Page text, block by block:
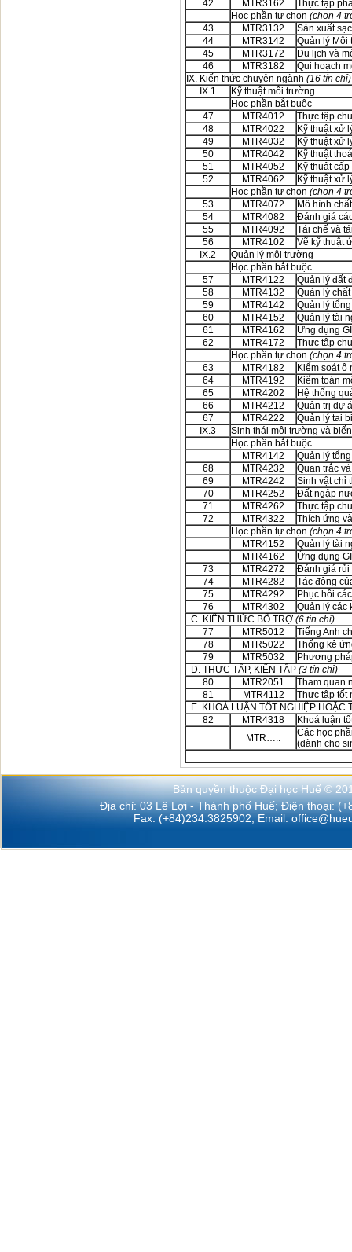
42 MTR3162
Thực tập
Học phần tự chọn (chọn 4
43
MTR3132
Sản xuất
44
MTR3142
Quản lý Môi
45
MTR3172
Du lịch và
46
MTR3182
Qui hoạch
IX. Kiến thức chuyên ngành (16 tín chỉ)
IX.1
Kỹ thuật môi trường
Học phần bắt buộc
47
MTR4012
Thực tập
48
MTR4022
Kỹ thuật xử
49
MTR4032
Kỹ thuật xử
50
MTR4042
Kỹ thuật
51
MTR4052
Kỹ thuật
52
MTR4062
Kỹ thuật xử
Học phần tự chọn (chọn 4
53
MTR4072
Mô hình
54
MTR4082
Đánh giá
55
MTR4092
Tái chế và
56
MTR4102
Vẽ kỹ thuật
IX.2
Quản lý môi trường
Học phần bắt buộc
57
MTR4122
Quản lý đất
58
MTR4132
Quản lý
59
MTR4142
Quản lý
60
MTR4152
Quản lý tài
61
MTR4162
Ứng dụng
62
MTR4172
Thực tập
Học phần tự chọn (chọn 4
63
MTR4182
Kiểm soát ô
64
MTR4192
Kiểm toán
65
MTR4202
Hệ thống
66
MTR4212
Quản trị dự
67
MTR4222
Quản lý tai
IX.3
Sinh thái môi trường và
Học phần bắt buộc
MTR4142
Quản lý
68
MTR4232
Quan trắc
69
MTR4242
Sinh vật chỉ
70
MTR4252
Đất ngập
71
MTR4262
Thực tập
72
MTR4322
Thích ứng
Học phần tự chọn (chọn 4
MTR4152
Quản lý tài
MTR4162
Ứng dụng
73
MTR4272
Đánh giá rủi
74
MTR4282
Tác động
75
MTR4292
Phục hồi
76
MTR4302
Quản lý các
C. KIẾN THỨC BỔ TRỢ (6 tín chỉ)
77
MTR5012
Tiếng Anh
78
MTR5022
Thống kê
79
MTR5032
Phương
D. THỰC TẬP, KIẾN TẬP (3 tín chỉ)
80
MTR2051
Tham quan
81
MTR4112
Thực tập tốt
E. KHOÁ LUẬN TỐT NGHIỆP HOẶC
82
MTR4318
Khoá luận
MTR…..
Các học
(dành cho
Bản quyền thuộc Đại học Huế ©
Địa chỉ: 03 Lê Lợi - Thành phố Huế; Điện thoại:
Fax: (+84)234.3825902; Email: